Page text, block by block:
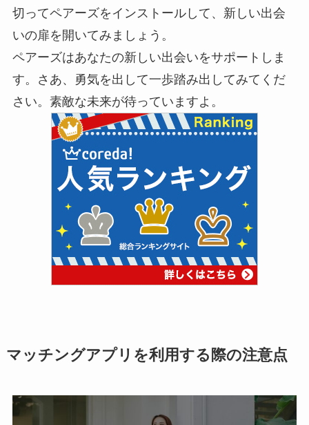
切ってペアーズをインストールして、新しい出会
いの扉を開いてみましょう。
ペアーズはあなたの新しい出会いをサポートしま
す。さあ、勇気を出して一歩踏み出してみてくだ
さい。素敵な未来が待っていますよ。
マッチングアプリを利用する際の注意点